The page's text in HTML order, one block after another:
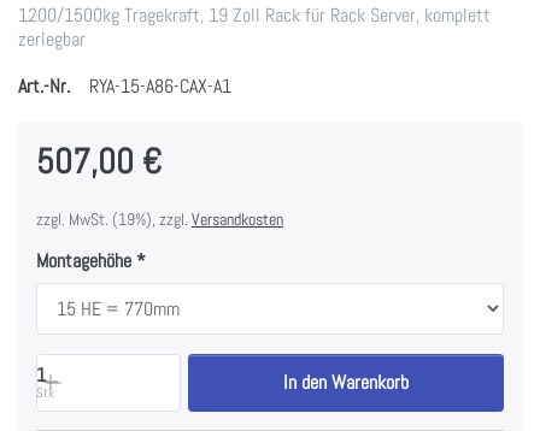
1200/1500kg Tragekraft, 19 Zoll Rack für Rack Server, komplett
zerlegbar
Art.-Nr.
RYA-15-A86-CAX-A1
507,00 €
zzgl. MwSt. (19%), zzgl. Versandkosten
Montagehöhe
1
Stk In den Warenkorb